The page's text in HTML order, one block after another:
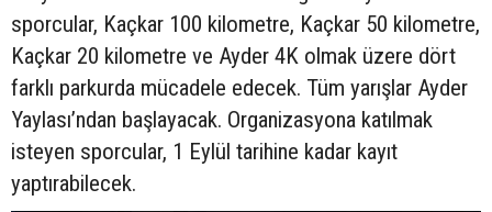
sporcular, Kaçkar 100 kilometre, Kaçkar 50 kilometre,
Kaçkar 20 kilometre ve Ayder 4K olmak üzere dört
farklı parkurda mücadele edecek. Tüm yarışlar Ayder
Yaylası’ndan başlayacak. Organizasyona katılmak
isteyen sporcular, 1 Eylül tarihine kadar kayıt
yaptırabilecek.